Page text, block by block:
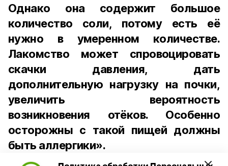
Однако она содержит большое
количество соли, потому есть её
нужно в умеренном количестве.
Лакомство может спровоцировать
скачки давления, дать
дополнительную нагрузку на почки,
увеличить вероятность
возникновения отёков. Особенно
осторожны с такой пищей должны
быть аллергики».